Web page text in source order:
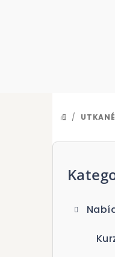
DOMŮ
/
P
Přeskočit
kategorie